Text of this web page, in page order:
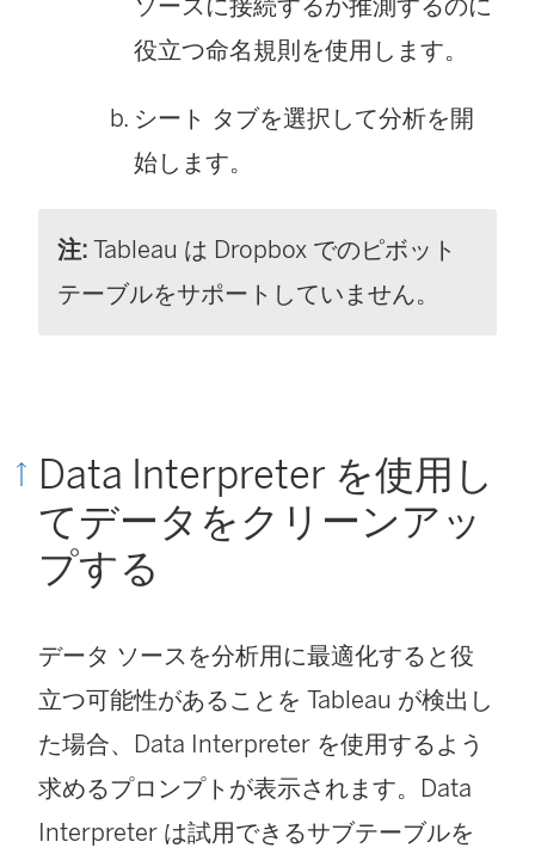
ソースに接続するか推測するのに
役立つ命名規則を使用します。
シート タブを選択して分析を開
始します。
注: Tableau は Dropbox でのピボット
テーブルをサポートしていません。
Data Interpreter を使用し
てデータをクリーンアッ
プする
データ ソースを分析用に最適化すると役
立つ可能性があることを Tableau が検出し
た場合、Data Interpreter を使用するよう
求めるプロンプトが表示されます。Data
Interpreter は試用できるサブテーブルを